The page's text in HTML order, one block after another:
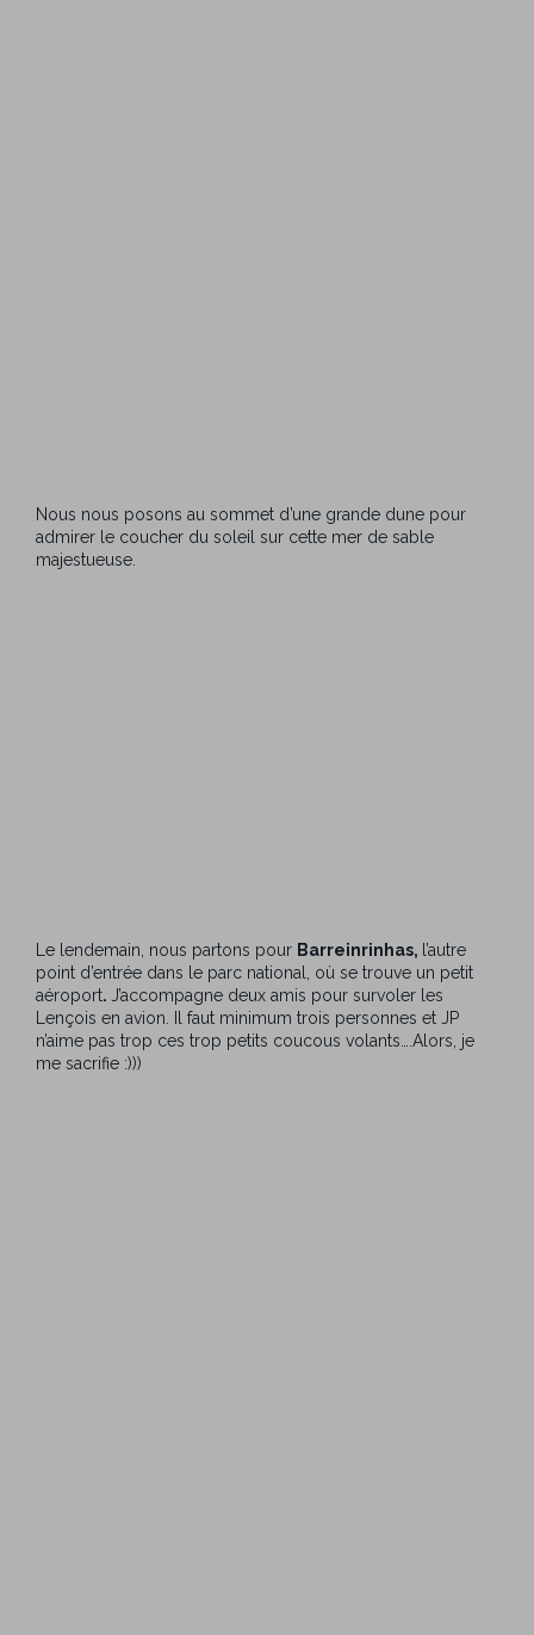
Nous nous posons au sommet d’une grande dune pour
admirer le coucher du soleil sur cette mer de sable
majestueuse.
Le lendemain, nous partons pour Barreinrinhas, l’autre
point d’entrée dans le parc national, où se trouve un petit
aéroport. J’accompagne deux amis pour survoler les
Lençois en avion. Il faut minimum trois personnes et JP
n’aime pas trop ces trop petits coucous volants….Alors, je
me sacrifie :)))